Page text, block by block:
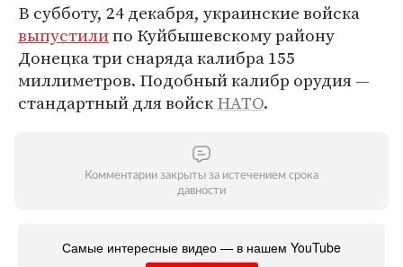
В субботу, 24 декабря, украинские войска
выпустилипо Куйбышевскому району
Донецка три снаряда калибра 155
миллиметров. Подобный калибр орудия —
стандартный для войскНАТО.
Комментарии закрыты за истечением срока
давности
Самые интересные видео — в нашем YouTube